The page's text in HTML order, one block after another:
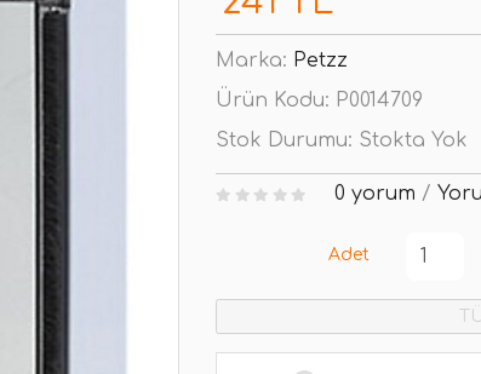
Marka: Petzz
Ürün Kodu: P0014709
Stok Durumu: Stokta Yok
0 yorum /
Adet